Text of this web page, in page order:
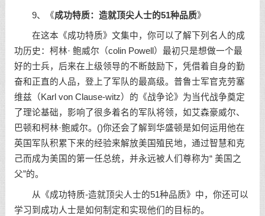
9、《成功特质：造就顶尖人士的51种品质》
在这本《成功特质》文集中，你可以了解下列名人的成
功历史：柯林· 鲍威尔（colin Powell）最初只是想做一个最
好的士兵，后来在上级领导的不断鼓励下，凭借着自身的勤
奋和正直的人品，登上了军队的最高级。普鲁士军官克劳塞
维兹（Karl von Clause-witz）的《战争论》为当代战争奠定
了理论基础，影响了很多着名的军队将领，如艾森豪威尔、
巴顿和柯林·鲍威尔。()你还会了解到华盛顿是如何运用他在
英国军队积累下来的经验来解放美国殖民地，通过智慧和克
己而成为美国的第一任总统，并永远被人们尊称为“ 美国之
父”的。
从《成功特质-造就顶尖人士的51种品质》中，你还可以
学习到成功人士是如何制定和实现他们的目标的。